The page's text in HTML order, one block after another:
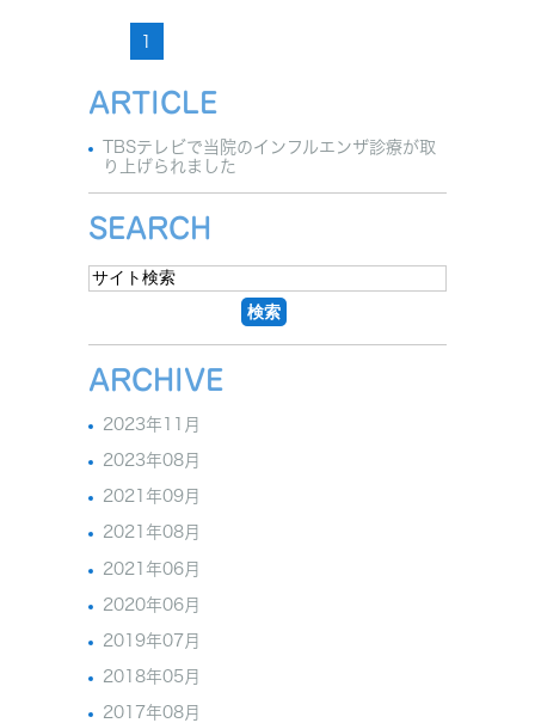
1
ARTICLE
TBSテレビで当院のインフルエンザ診療が取
り上げられました
SEARCH
ARCHIVE
2023年11月
2023年08月
2021年09月
2021年08月
2021年06月
2020年06月
2019年07月
2018年05月
2017年08月